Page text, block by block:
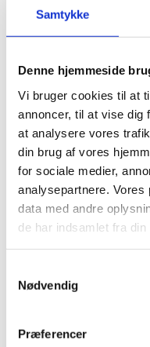
Samtykke
Denne hjemmeside
Vi bruger cookies til at
annoncer, til at vise dig
at analysere vores
din brug af vores
for sociale medier,
analysepartnere. Vores
data med andre
de har indsamlet fra
Nødvendig
Præferencer
Karina Bertram
Kommerciel chef
Kontakt